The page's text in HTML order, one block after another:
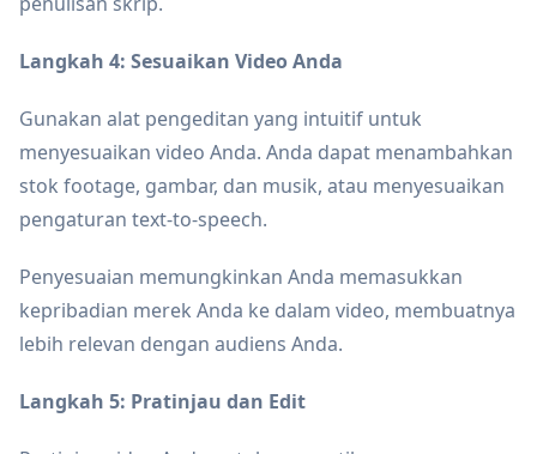
Langkah 4: Sesuaikan Video Anda
Gunakan alat pengeditan yang intuitif untuk
menyesuaikan video Anda. Anda dapat menambahkan
stok footage, gambar, dan musik, atau menyesuaikan
pengaturan text-to-speech.
Penyesuaian memungkinkan Anda memasukkan
kepribadian merek Anda ke dalam video, membuatnya
lebih relevan dengan audiens Anda.
Langkah 5: Pratinjau dan Edit